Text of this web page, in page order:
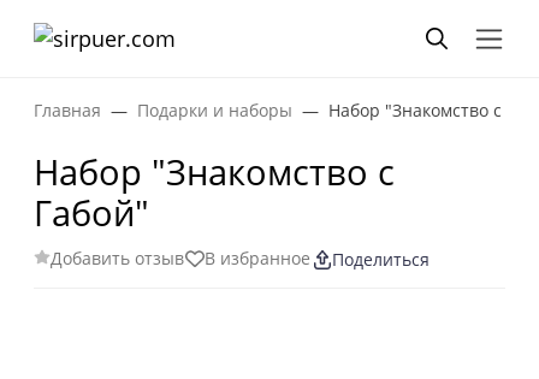
Главная Подарки и наборы Набор "Знакомство с
Набор "Знакомство с
Габой"
Добавить отзыв В избранное Поделиться